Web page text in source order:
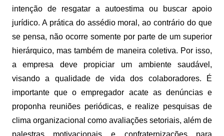
intenção de resgatar a autoestima ou buscar apoio
jurídico. A prática do assédio moral, ao contrário do que
se pensa, não ocorre somente por parte de um superior
hierárquico, mas também de maneira coletiva. Por isso,
a empresa deve propiciar um ambiente saudável,
visando a qualidade de vida dos colaboradores. É
importante que o empregador acate as denúncias e
proponha reuniões periódicas, e realize pesquisas de
clima organizacional como avaliações setoriais, além de